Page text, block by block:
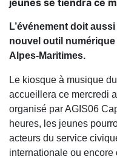
jeunes se tiendra ce
L’événement doit
nouvel outil
Alpes-Maritimes.
Le kiosque à musique
accueillera ce mercredi
organisé par AGIS06
heures, les jeunes
acteurs du service
internationale ou encore